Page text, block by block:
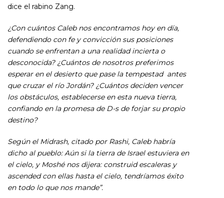
dice el rabino Zang.
¿Con cuántos Caleb nos encontramos hoy en día,
defendiendo con fe y convicción sus posiciones
cuando se enfrentan a una realidad incierta o
desconocida? ¿Cuántos de nosotros preferimos
esperar en el desierto que pase la tempestad antes
que cruzar el río Jordán? ¿Cuántos deciden vencer
los obstáculos, establecerse en esta nueva tierra,
confiando en la promesa de D-s de forjar su propio
destino?
Según el Midrash, citado por Rashi, Caleb habría
dicho al pueblo: Aún si la tierra de Israel estuviera en
el cielo, y Moshé nos dijera: construid escaleras y
ascended con ellas hasta el cielo, tendríamos éxito
en todo lo que nos mande”.